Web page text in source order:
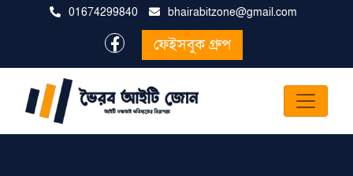
01674299840 bhairabitzone@gmail.com
ফেইসবুক গ্রুপ